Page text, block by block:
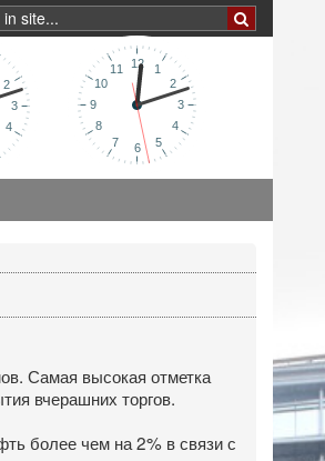
Самая высокая отметка
вчерашних торгов.
более чем на 2% в связи с